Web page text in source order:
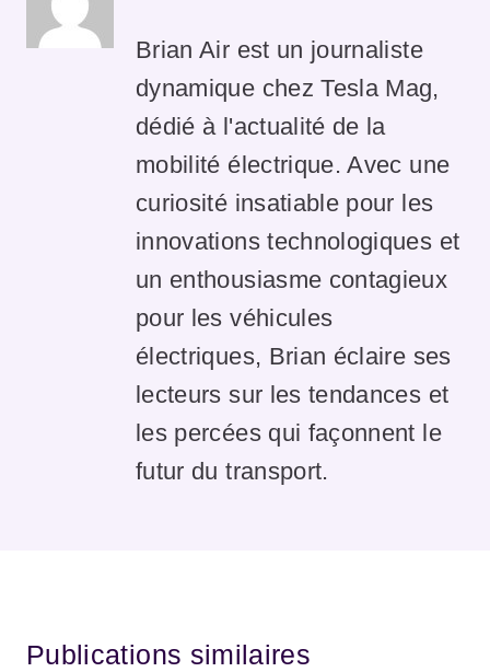
Brian Air est un journaliste
dynamique chez Tesla Mag,
dédié à l'actualité de la
mobilité électrique. Avec une
curiosité insatiable pour les
innovations technologiques et
un enthousiasme contagieux
pour les véhicules
électriques, Brian éclaire ses
lecteurs sur les tendances et
les percées qui façonnent le
futur du transport.
Publications similaires